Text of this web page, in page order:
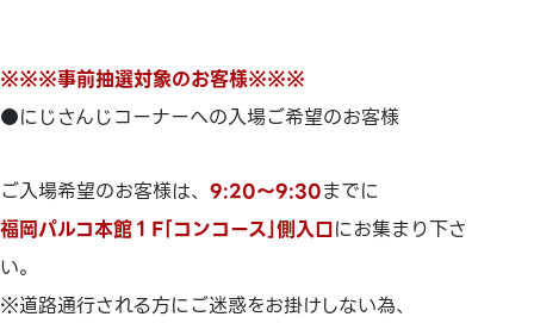
※※※事前抽選対象のお客様※※※
●にじさんじコーナーへの入場ご希望のお客様
ご入場希望のお客様は、 9:20～9:30までに
福岡パルコ本館１F｢コンコース｣側入口にお集まり下さ
い。
※道路通行される方にご迷惑をお掛けしない為、